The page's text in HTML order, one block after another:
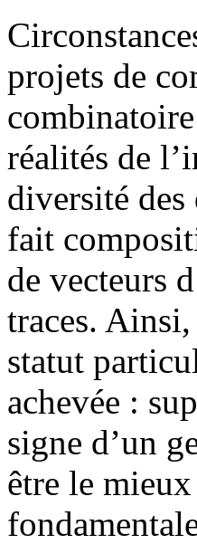
projets de
réalités de
diversité des
fait
de vecteurs
traces.
statut
achevée :
signe d’un
être le